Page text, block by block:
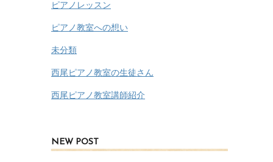
ピアノレッスン
ピアノ教室への想い
未分類
西尾ピアノ教室の生徒さん
西尾ピアノ教室講師紹介
NEW POST